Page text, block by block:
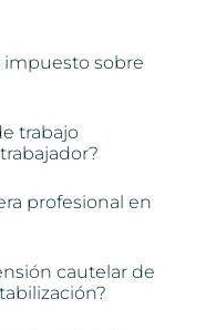
impuesto sobre
trabajo
profesional en
cautelar de